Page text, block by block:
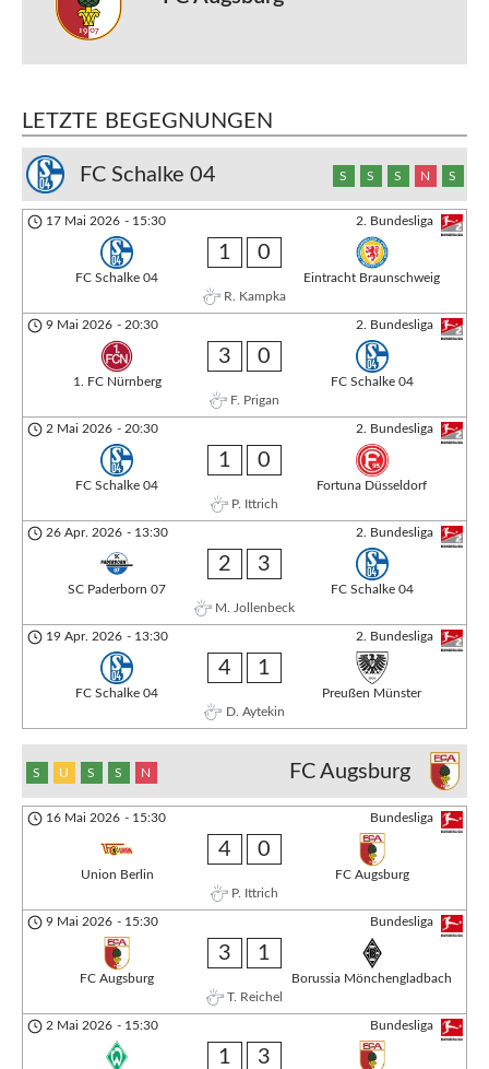
LETZTE BEGEGNUNGEN
FC Schalke 04 S S S N S
2. Bundesliga
17 Mai 2026 - 15:30
FC Schalke 04
1 0
Eintracht Braunschweig
R. Kampka
2. Bundesliga
9 Mai 2026 - 20:30
1. FC Nürnberg
3 0
FC Schalke 04
F. Prigan
2. Bundesliga
2 Mai 2026 - 20:30
FC Schalke 04
1 0
Fortuna Düsseldorf
P. Ittrich
2. Bundesliga
26 Apr. 2026 - 13:30
SC Paderborn 07
2 3
FC Schalke 04
M. Jollenbeck
2. Bundesliga
19 Apr. 2026 - 13:30
FC Schalke 04
4 1
Preußen Münster
D. Aytekin
FC Augsburg
S U S S N
Bundesliga
16 Mai 2026 - 15:30
Union Berlin
4 0
FC Augsburg
P. Ittrich
Bundesliga
9 Mai 2026 - 15:30
FC Augsburg
3 1
Borussia Mönchengladbach
T. Reichel
Bundesliga
2 Mai 2026 - 15:30
1 3